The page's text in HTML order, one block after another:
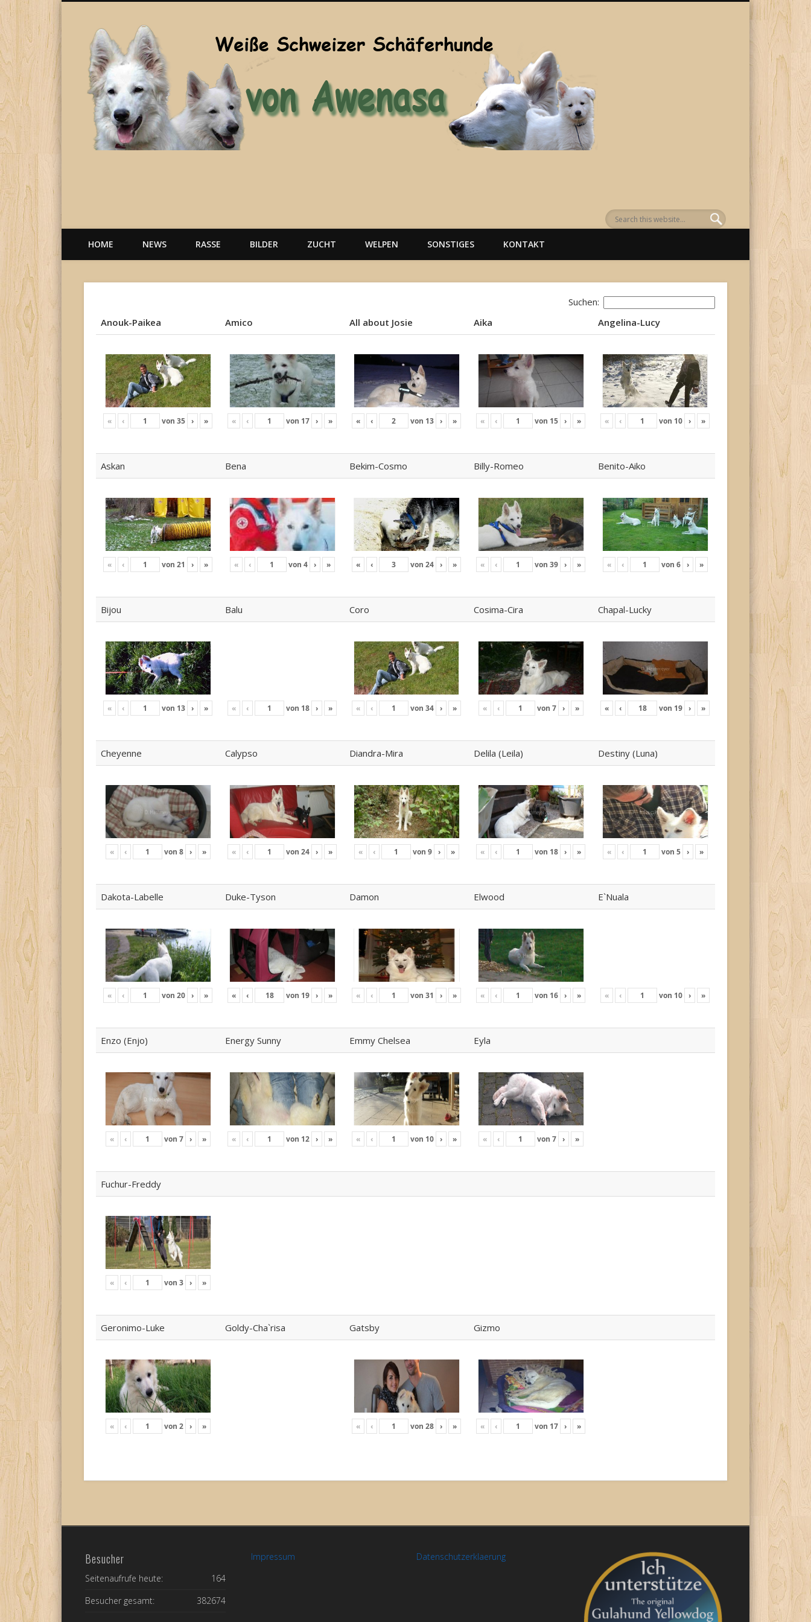
Welpen, weiße Schäferhunde, Hunde, Berger Blanc Suisse
HOME NEWS RASSE BILDER ZUCHT WELPEN SONSTIGES KONTAKT
Suchen:
Anouk-Paikea
Amico All about Josie Aika
Angelina-Lucy
« ‹ von35 › » « ‹ von 17 › » « ‹ von 13 › » « ‹ von 15 › » « ‹ von 10 › »
Askan Bena Bekim-Cosmo Billy-Romeo Benito-Aiko
« ‹ von21 › » « ‹ von 4 › » « ‹ von24 › » « ‹ von39 › » « ‹ von 6 › »
Bijou Balu Coro Cosima-Cira Chapal-Lucky
« ‹ von 13 › » « ‹ von 18 › » « ‹ von34 › » « ‹ von 7 › » « ‹ von 19 › »
Cheyenne Calypso Diandra-Mira Delila (Leila) Destiny (Luna)
« ‹ von 8 › » « ‹ von24 › » « ‹ von 9 › » « ‹ von 18 › » « ‹ von 5 › »
Dakota-Labelle Duke-Tyson Damon Elwood E`Nuala
« ‹ von20 › » « ‹ von 19 › » « ‹ von31 › » « ‹ von 16 › » « ‹ von 10 › »
Enzo (Enjo) Energy Sunny Emmy Chelsea Eyla
« ‹ von 7 › » « ‹ von 12 › » « ‹ von 10 › » « ‹ von 7 › »
Fuchur-Freddy
« ‹ von 3 › »
Geronimo-Luke Goldy-Cha`risa Gatsby Gizmo
« ‹ von 2 › » « ‹ von28 › » « ‹ von 17 › »
Besucher
164
Seitenaufrufe heute:
382674
Besucher gesamt:
Impressum Datenschutzerklaerung